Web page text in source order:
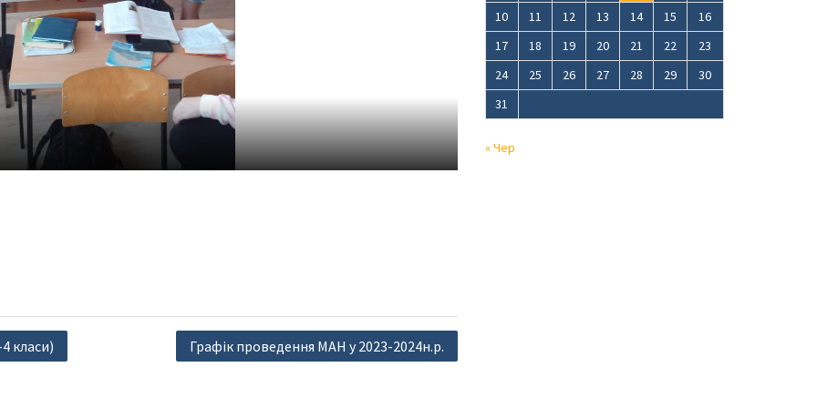
класи) Графік проведення МАН у 2023-2024н.р.
10
11 12 13 14 15
16
17
18 19 20 21 22
23
24
25 26 27 28 29
30
31
« Чер